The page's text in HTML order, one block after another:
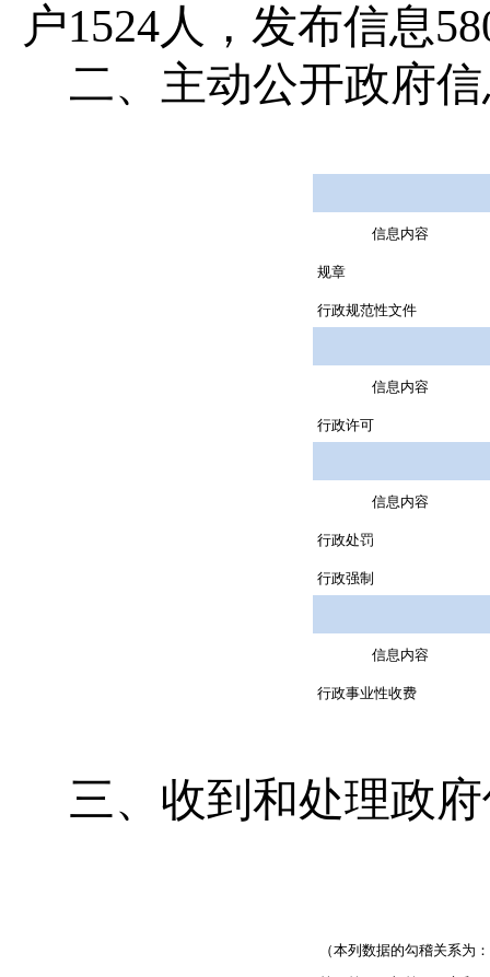
户1524人，发布信息
二、主动公开政府
信息内容
规章
行政规范性文件
信息内容
行政许可
信息内容
行政处罚
行政强制
信息内容
行政事业性收费
三、 收到和处理政
（本列数据的勾稽关系为